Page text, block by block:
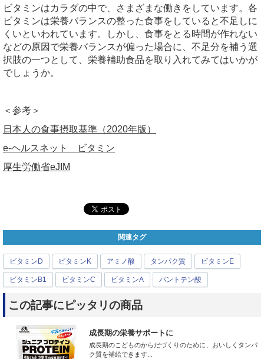
ビタミンはカラダの中で、さまざまな働きをしています。各
ビタミンは栄養バランスの整った食事をしていると不足しに
くいといわれています。しかし、食事をとる時間が作れない
などの原因で栄養バランスが偏った場合に、不足分を補う選
択肢の一つとして、栄養補助食品を取り入れてみてはいかが
でしょうか。
＜参考＞
日本人の食事摂取基準（2020年版）
e-ヘルスネット ビタミン
厚生労働省eJIM
関連タグ
ビタミンD ビタミンK アミノ酸 タンパク質 ビタミンE
ビタミンB1 ビタミンC ビタミンA パントテン酸
この記事にピッタリの商品
成長期の栄養サポートに
成長期のこどものからだづくりのために、おいしくタンパ
ク質を補給できます...